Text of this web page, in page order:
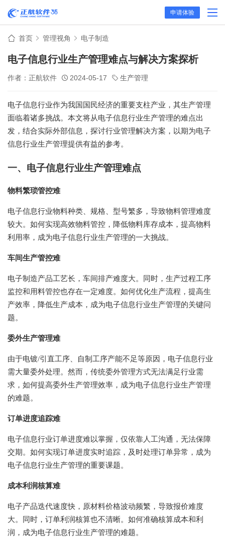
申请体验
首页 管理视角 电子制造
电子信息行业生产管理难点与解决方案探析
作者：正航软件 2024-05-17 生产管理
电子信息行业作为我国国民经济的重要支柱产业，其生产管理
面临着诸多挑战。本文将从电子信息行业生产管理的难点出
发，结合实际外部信息，探讨行业管理解决方案，以期为电子
信息行业生产管理提供有益的参考。
一、电子信息行业生产管理难点
物料繁琐管控难
电子信息行业物料种类、规格、型号繁多，导致物料管理难度
较大。如何实现高效物料管控，降低物料库存成本，提高物料
利用率，成为电子信息行业生产管理的一大挑战。
车间生产管控难
电子制造产品工艺长，车间排产难度大。同时，生产过程工序
监控和用料管控也存在一定难度。如何优化生产流程，提高生
产效率，降低生产成本，成为电子信息行业生产管理的关键问
题。
委外生产管理难
由于电镀/引直工序、自制工序产能不足等原因，电子信息行业
需大量委外处理。然而，传统委外管理方式无法满足行业需
求，如何提高委外生产管理效率，成为电子信息行业生产管理
的难题。
订单进度追踪难
电子信息行业订单进度难以掌握，仅依靠人工沟通，无法保障
交期。如何实现订单进度实时追踪，及时处理订单异常，成为
电子信息行业生产管理的重要课题。
成本利润核算难
电子产品迭代速度快，原材料价格波动频繁，导致报价难度
大。同时，订单利润核算也不清晰。如何准确核算成本和利
润，成为电子信息行业生产管理的难题。